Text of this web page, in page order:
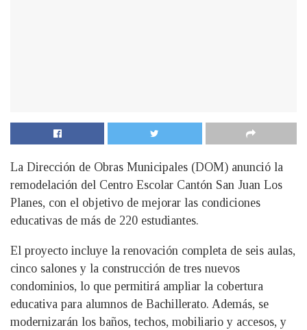
La Dirección de Obras Municipales (DOM) anunció la
remodelación del Centro Escolar Cantón San Juan Los
Planes, con el objetivo de mejorar las condiciones
educativas de más de 220 estudiantes.
El proyecto incluye la renovación completa de seis aulas,
cinco salones y la construcción de tres nuevos
condominios, lo que permitirá ampliar la cobertura
educativa para alumnos de Bachillerato. Además, se
modernizarán los baños, techos, mobiliario y accesos, y